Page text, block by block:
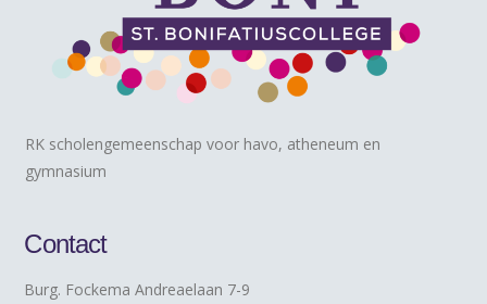
RK scholengemeenschap voor havo, atheneum en
gymnasium
Contact
Burg. Fockema Andreaelaan 7-9